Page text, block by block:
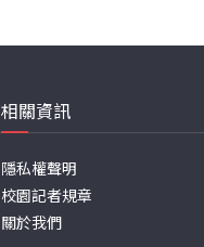
相關資訊
隱私權聲明
校園記者規章
關於我們